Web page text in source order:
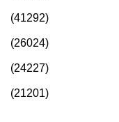
(41292)
(26024)
(24227)
(21201)